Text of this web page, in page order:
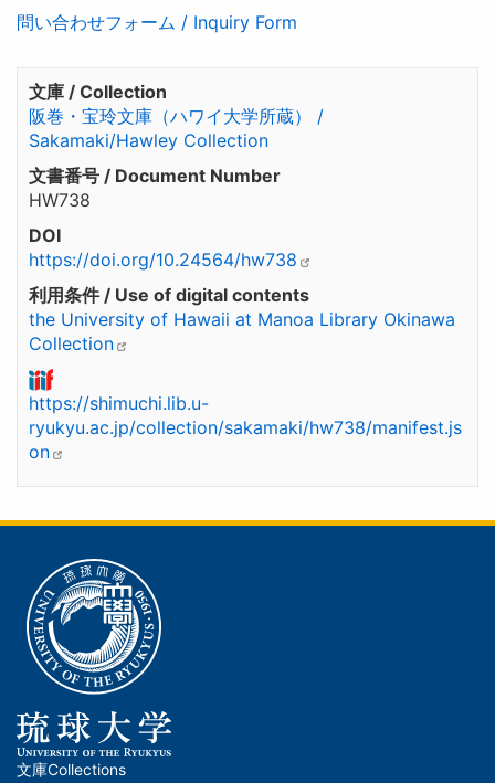
問い合わせフォーム / Inquiry Form
文庫 / Collection
阪巻・宝玲文庫（ハワイ大学所蔵） /
Sakamaki/Hawley Collection
文書番号 / Document Number
HW738
DOI
https://doi.org/10.24564/hw738
利用条件 / Use of digital contents
the University of Hawaii at Manoa Library Okinawa
Collection
https://shimuchi.lib.u-
ryukyu.ac.jp/collection/sakamaki/hw738/manifest.js
on
文庫Collections